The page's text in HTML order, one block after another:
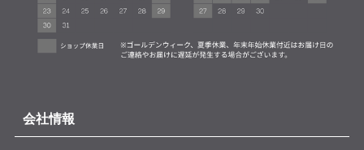
会社情報